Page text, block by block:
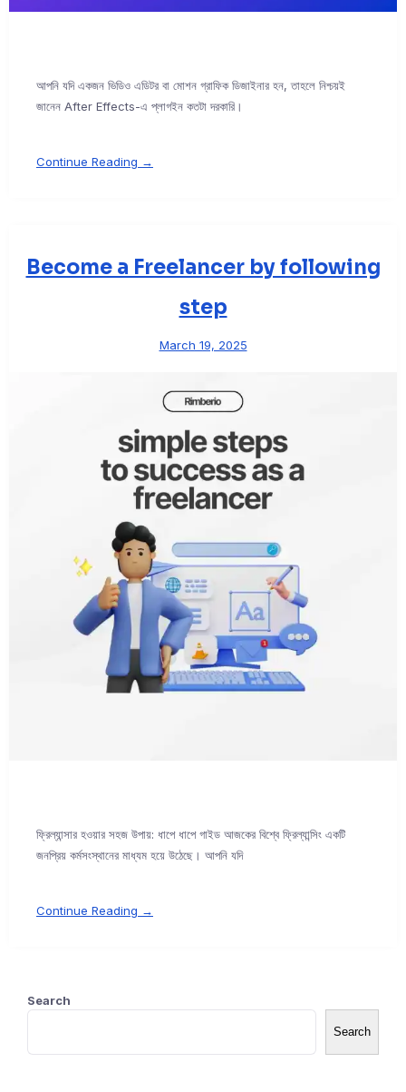
আপনি যদি একজন ভিডিও এডিটর বা মোশন গ্রাফিক ডিজাইনার হন, তাহলে নিশ্চয়ই
জানেন After Effects-এ প্লাগইন কতটা দরকারি।
Continue Reading →
Become a Freelancer by following
step
March 19, 2025
ফ্রিল্যান্সার হওয়ার সহজ উপায়: ধাপে ধাপে গাইড আজকের বিশ্বে ফ্রিল্যান্সিং একটি
জনপ্রিয় কর্মসংস্থানের মাধ্যম হয়ে উঠেছে। আপনি যদি
Continue Reading →
Search
Search